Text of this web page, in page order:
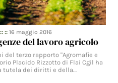
:: ::16 maggio 2016
del lavoro agricolo
del terzo rapporto "Agromafie e
Placido Rizzotto di Flai Cgil ha
tutela dei diritti e della…